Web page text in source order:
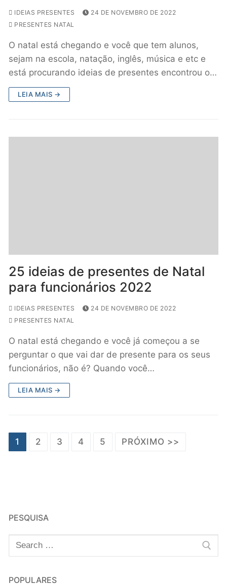
IDEIAS PRESENTES
24 DE NOVEMBRO DE 2022
PRESENTES NATAL
O natal está chegando e você que tem alunos,
sejam na escola, natação, inglês, música e etc e
está procurando ideias de presentes encontrou o…
LEIA MAIS →
25 ideias de presentes de Natal
para funcionários 2022
IDEIAS PRESENTES
24 DE NOVEMBRO DE 2022
PRESENTES NATAL
O natal está chegando e você já começou a se
perguntar o que vai dar de presente para os seus
funcionários, não é? Quando você…
LEIA MAIS →
1 2 3 4 5 PRÓXIMO >>
PESQUISA
POPULARES